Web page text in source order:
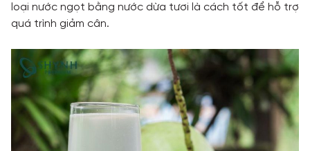
loại nước ngọt bằng nước dừa tươi là cách tốt để hỗ trợ
quá trình giảm cân.